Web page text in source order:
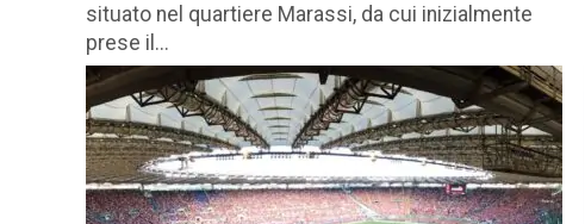
situato nel quartiere Marassi, da cui inizialmente
prese il...